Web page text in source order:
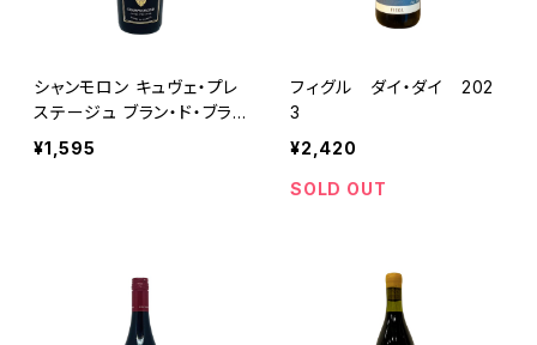
シャンモロン キュヴェ・プレ
ステージュ ブラン・ド・ブラ
ン
¥1,595
フィグル ダイ・ダイ 202
3
¥2,420
SOLD OUT